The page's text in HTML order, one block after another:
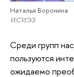
Наталья Воронина
ИСИЭЗ
Среди групп
пользуются
ожидаемо